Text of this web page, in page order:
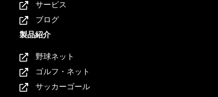
サービス
ブログ
製品紹介
野球ネット
ゴルフ・ネット
サッカーゴール